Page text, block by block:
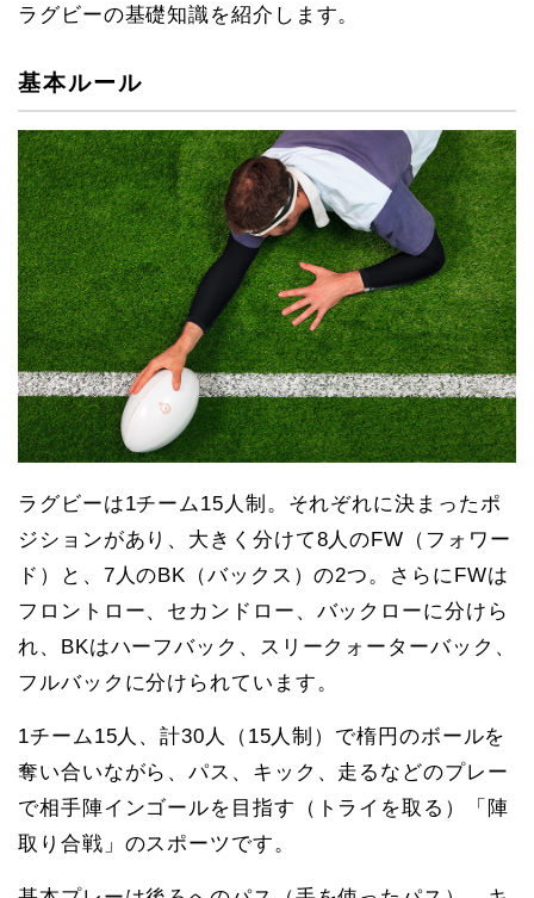
ラグビーの基礎知識を紹介します。
基本ルール
ラグビーは1チーム15人制。それぞれに決まったポ
ジションがあり、大きく分けて8人のFW（フォワー
ド）と、7人のBK（バックス）の2つ。さらにFWは
フロントロー、セカンドロー、バックローに分けら
れ、BKはハーフバック、スリークォーターバック、
フルバックに分けられています。
1チーム15人、計30人（15人制）で楕円のボールを
奪い合いながら、パス、キック、走るなどのプレー
で相手陣インゴールを目指す（トライを取る）「陣
取り合戦」のスポーツです。